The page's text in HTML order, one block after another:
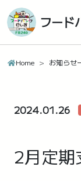
フード
Home お知らせ
2024.01.26
2月定期